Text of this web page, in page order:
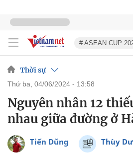
# ASEAN CUP
Thời sự
thứ ba, 04/06/2024 - 13:58
Nguyên nhân 12
nhau giữa đường ở
Tiến Dũng Thùy